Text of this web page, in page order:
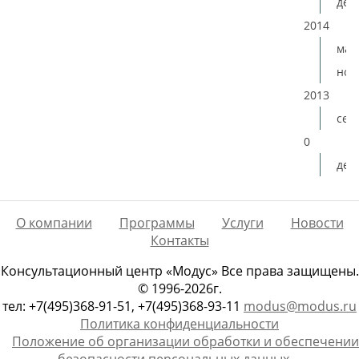
2014
мая
2013
0
О компании Программы Услуги
Новости
Контакты
Консультационный центр «Модус» Все права защищены.
© 1996-2026г.
тел: +7(495)368-91-51, +7(495)368-93-11 modus@modus.ru
Политика конфиденциальности
Положение об организации обработки и обеспечении